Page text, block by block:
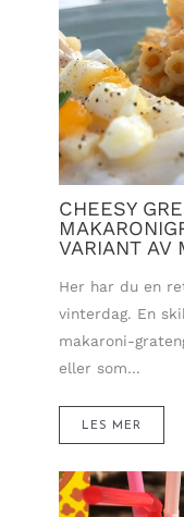
CHEESY
VARIANT AV
Her har du en
vinterdag. En
makaroni-
eller som…
LES MER